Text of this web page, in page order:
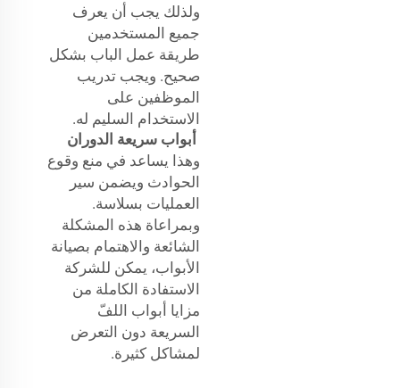
ولذلك يجب أن يعرف
جميع المستخدمين
طريقة عمل الباب بشكل
صحيح. ويجب تدريب
الموظفين على
الاستخدام السليم له.
أبواب سريعة الدوران
وهذا يساعد في منع وقوع
الحوادث ويضمن سير
العمليات بسلاسة.
وبمراعاة هذه المشكلة
الشائعة والاهتمام بصيانة
الأبواب، يمكن للشركة
الاستفادة الكاملة من
مزايا أبواب اللفّ
السريعة دون التعرض
لمشاكل كثيرة.